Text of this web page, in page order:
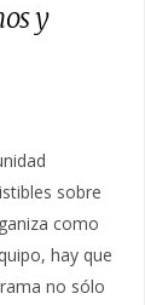
y
sobre
como
hay que
no sólo